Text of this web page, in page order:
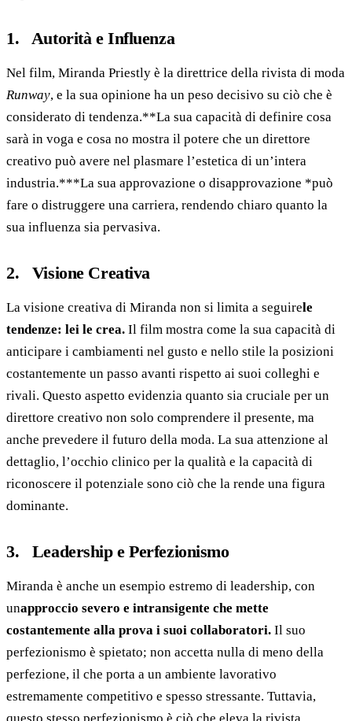
1. Autorità e Influenza
Nel film, Miranda Priestly è la direttrice della rivista di moda
Runway, e la sua opinione ha un peso decisivo su ciò che è
considerato di tendenza.**La sua capacità di definire cosa
sarà in voga e cosa no mostra il potere che un direttore
creativo può avere nel plasmare l’estetica di un’intera
industria.***La sua approvazione o disapprovazione *può
fare o distruggere una carriera, rendendo chiaro quanto la
sua influenza sia pervasiva.
2. Visione Creativa
La visione creativa di Miranda non si limita a seguirele
tendenze: lei le crea. Il film mostra come la sua capacità di
anticipare i cambiamenti nel gusto e nello stile la posizioni
costantemente un passo avanti rispetto ai suoi colleghi e
rivali. Questo aspetto evidenzia quanto sia cruciale per un
direttore creativo non solo comprendere il presente, ma
anche prevedere il futuro della moda. La sua attenzione al
dettaglio, l’occhio clinico per la qualità e la capacità di
riconoscere il potenziale sono ciò che la rende una figura
dominante.
3. Leadership e Perfezionismo
Miranda è anche un esempio estremo di leadership, con
unapproccio severo e intransigente che mette
costantemente alla prova i suoi collaboratori. Il suo
perfezionismo è spietato; non accetta nulla di meno della
perfezione, il che porta a un ambiente lavorativo
estremamente competitivo e spesso stressante. Tuttavia,